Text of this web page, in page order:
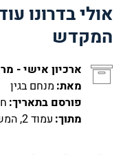
אולי בדרונו
המקדש
ארכיון אישי -
מאת: מנחם בגין
פורסם בתאריך: ח'
מתוך: עמוד 2, המשקיף